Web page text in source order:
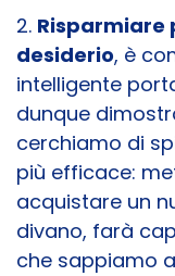
2. Risparmiare
desiderio, è
intelligente
dunque
cerchiamo di
più efficace:
acquistare un
divano, farà
che sappiamo